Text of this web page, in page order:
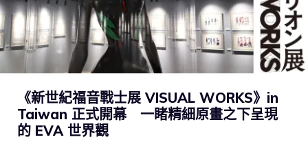
《新世紀福音戰士展 VISUAL WORKS》in
Taiwan 正式開幕 一睹精細原畫之下呈現
的 EVA 世界觀